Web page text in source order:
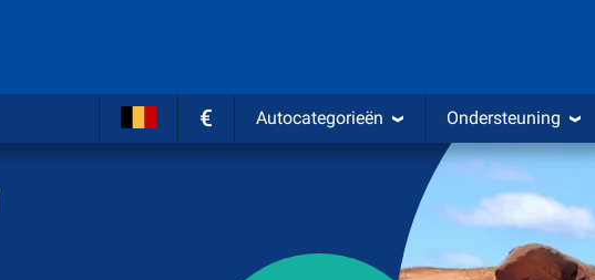
€ Autocategorieën Ondersteuning